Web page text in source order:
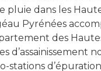
pluie dans les
Pyrénées
des
d’assainissement
stations